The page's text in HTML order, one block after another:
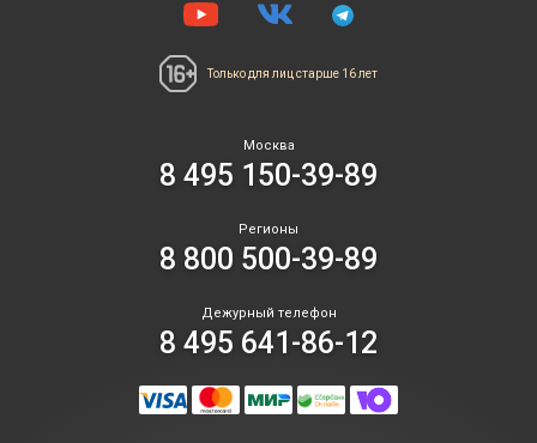
Только для лиц старше 16 лет
Москва
8 495 150-39-89
Регионы
8 800 500-39-89
Дежурный телефон
8 495 641-86-12